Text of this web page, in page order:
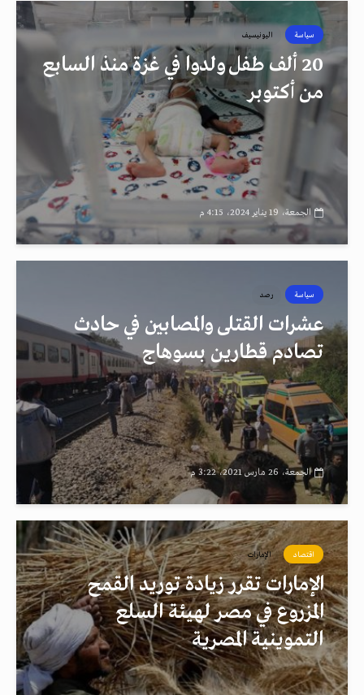
سياسة اليونيسيف
20 ألف طفل ولدوا في غزة منذ السابع
من أكتوبر
الجمعة، 19 يناير 2024، 4:15 م
سياسة رصد
عشرات القتلى والمصابين في حادث
تصادم قطارين بسوهاج
الجمعة، 26 مارس 2021، 3:22 م
اقتصاد الإمارات
الإمارات تقرر زيادة توريد القمح
المزروع في مصر لهيئة السلع
التموينية المصرية